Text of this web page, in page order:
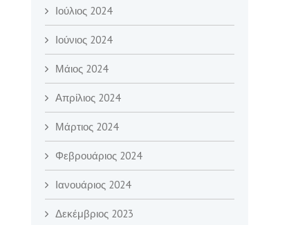
Ιούλιος 2024
Ιούνιος 2024
Μάιος 2024
Απρίλιος 2024
Μάρτιος 2024
Φεβρουάριος 2024
Ιανουάριος 2024
Δεκέμβριος 2023